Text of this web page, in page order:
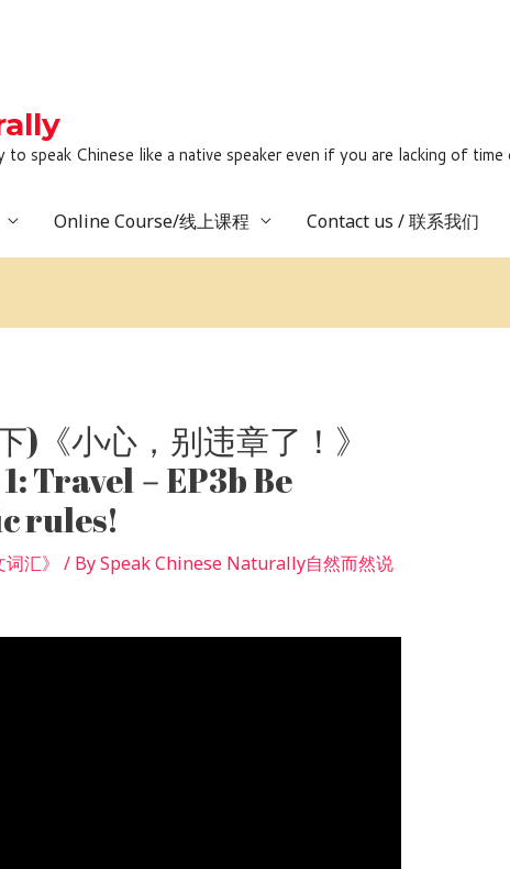
speak Chinese like a native speaker even if you are lacking of time
Online Course/线上课程 Contact us / 联系我们
《小心，别违章了！》
Travel－EP3b Be
rules!
汇》 / BySpeak Chinese Naturally自然而然说